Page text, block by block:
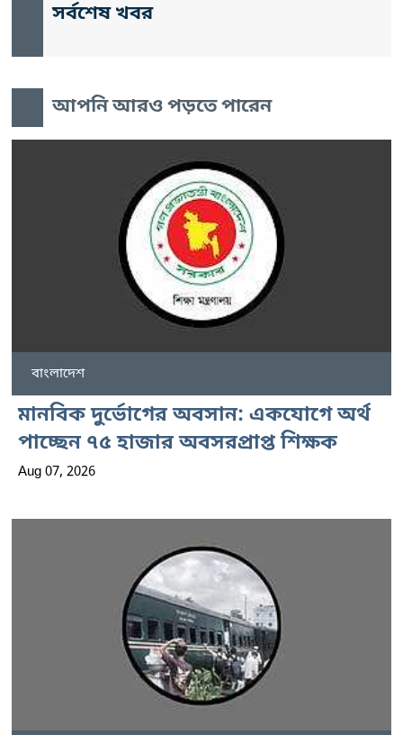
সর্বশেষ খবর
আপনি আরও পড়তে পারেন
বাংলাদেশ
মানবিক দুর্ভোগের অবসান: একযোগে অর্থ
পাচ্ছেন ৭৫ হাজার অবসরপ্রাপ্ত শিক্ষক
Aug 07, 2026